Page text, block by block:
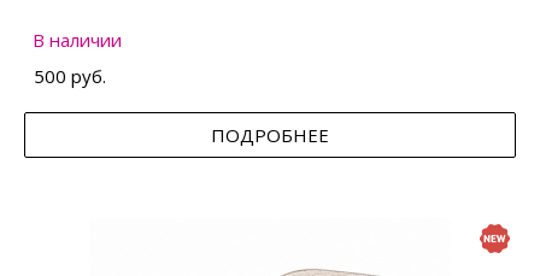
В наличии
500 руб.
ПОДРОБНЕЕ